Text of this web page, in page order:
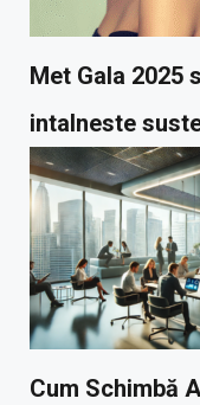
Met Gala 2025
intalneste
Cum Schimbă